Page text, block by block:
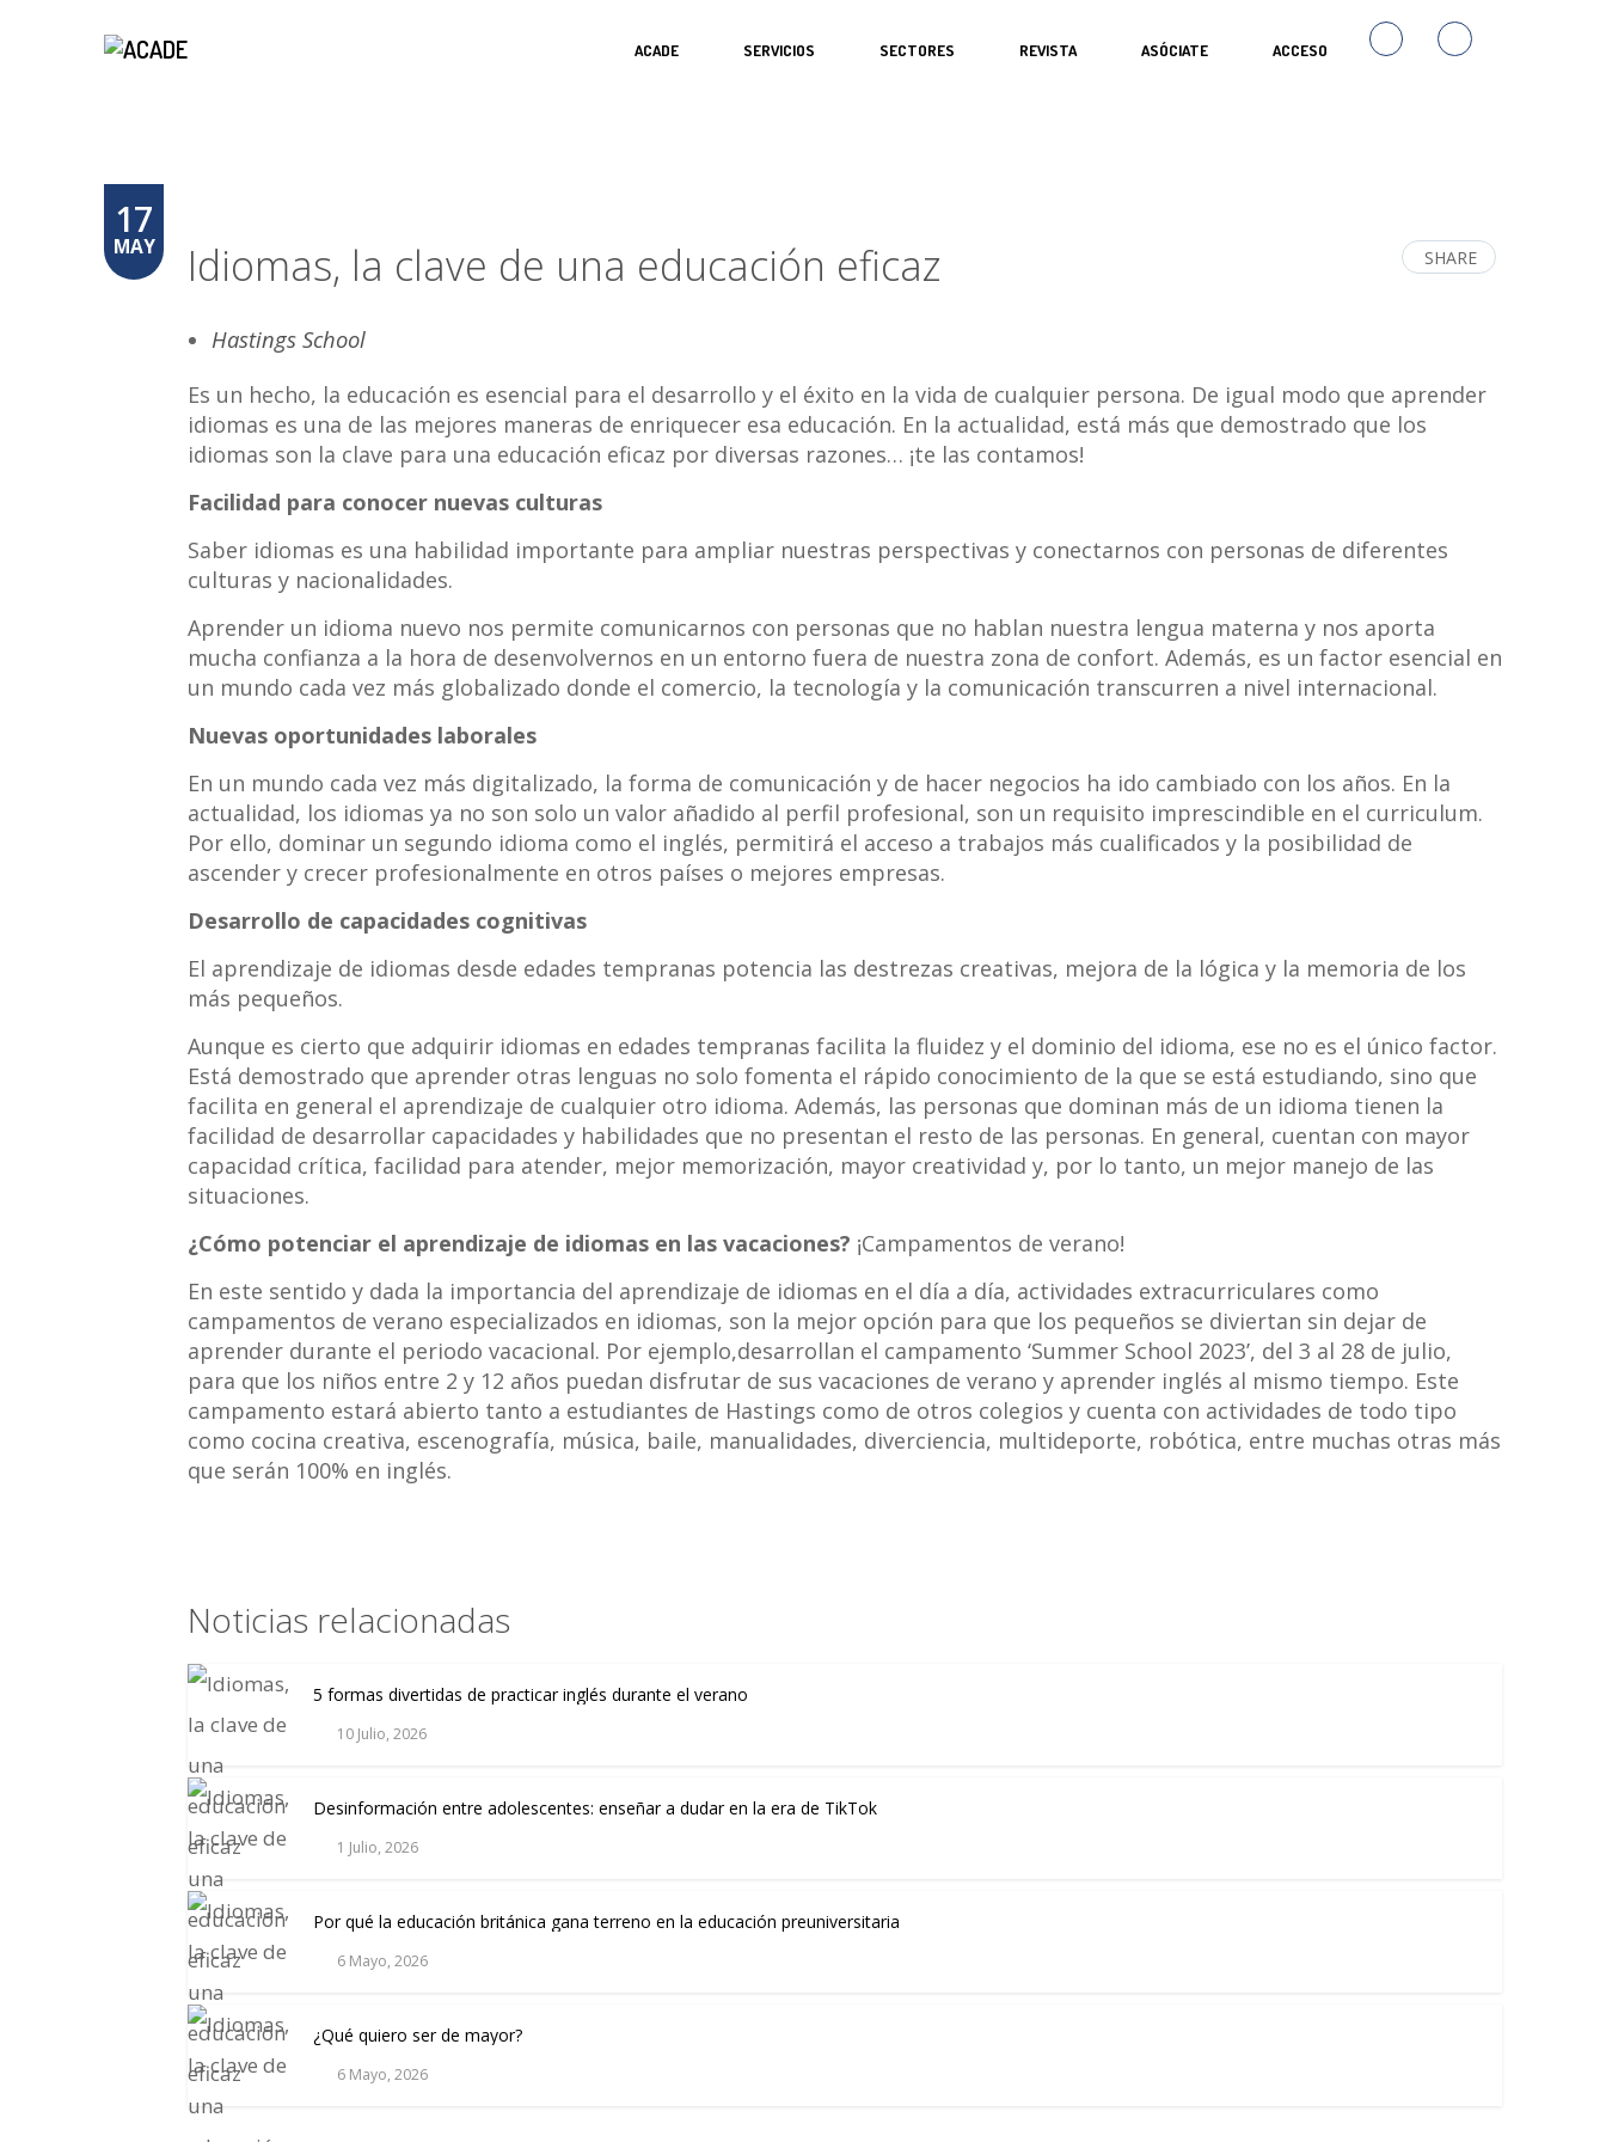
ACADE SERVICIOS SECTORES REVISTA ASÓCIATE ACCESO
17
MAY SHARE
Idiomas, la clave de una educación eficaz
Hastings School
Es un hecho, la educación es esencial para el desarrollo y el éxito en la vida de cualquier persona. De igual modo que aprender
idiomas es una de las mejores maneras de enriquecer esa educación. En la actualidad, está más que demostrado que los
idiomas son la clave para una educación eficaz por diversas razones… ¡te las contamos!
Facilidad para conocer nuevas culturas
Saber idiomas es una habilidad importante para ampliar nuestras perspectivas y conectarnos con personas de diferentes
culturas y nacionalidades.
Aprender un idioma nuevo nos permite comunicarnos con personas que no hablan nuestra lengua materna y nos aporta
mucha confianza a la hora de desenvolvernos en un entorno fuera de nuestra zona de confort. Además, es un factor esencial en
un mundo cada vez más globalizado donde el comercio, la tecnología y la comunicación transcurren a nivel internacional.
Nuevas oportunidades laborales
En un mundo cada vez más digitalizado, la forma de comunicación y de hacer negocios ha ido cambiado con los años. En la
actualidad, los idiomas ya no son solo un valor añadido al perfil profesional, son un requisito imprescindible en el curriculum.
Por ello, dominar un segundo idioma como el inglés, permitirá el acceso a trabajos más cualificados y la posibilidad de
ascender y crecer profesionalmente en otros países o mejores empresas.
Desarrollo de capacidades cognitivas
El aprendizaje de idiomas desde edades tempranas potencia las destrezas creativas, mejora de la lógica y la memoria de los
más pequeños.
Aunque es cierto que adquirir idiomas en edades tempranas facilita la fluidez y el dominio del idioma, ese no es el único factor.
Está demostrado que aprender otras lenguas no solo fomenta el rápido conocimiento de la que se está estudiando, sino que
facilita en general el aprendizaje de cualquier otro idioma. Además, las personas que dominan más de un idioma tienen la
facilidad de desarrollar capacidades y habilidades que no presentan el resto de las personas. En general, cuentan con mayor
capacidad crítica, facilidad para atender, mejor memorización, mayor creatividad y, por lo tanto, un mejor manejo de las
situaciones.
¿Cómo potenciar el aprendizaje de idiomas en las vacaciones? ¡Campamentos de verano!
En este sentido y dada la importancia del aprendizaje de idiomas en el día a día, actividades extracurriculares como
campamentos de verano especializados en idiomas, son la mejor opción para que los pequeños se diviertan sin dejar de
aprender durante el periodo vacacional. Por ejemplo,desarrollan el campamento ‘Summer School 2023’, del 3 al 28 de julio,
para que los niños entre 2 y 12 años puedan disfrutar de sus vacaciones de verano y aprender inglés al mismo tiempo. Este
campamento estará abierto tanto a estudiantes de Hastings como de otros colegios y cuenta con actividades de todo tipo
como cocina creativa, escenografía, música, baile, manualidades, diverciencia, multideporte, robótica, entre muchas otras más
que serán 100% en inglés.
Noticias relacionadas
10 Julio, 2026
5 formas divertidas de practicar inglés durante el verano
1 Julio, 2026
Desinformación entre adolescentes: enseñar a dudar en la era de TikTok
6 Mayo, 2026
Por qué la educación británica gana terreno en la educación preuniversitaria
6 Mayo, 2026
¿Qué quiero ser de mayor?